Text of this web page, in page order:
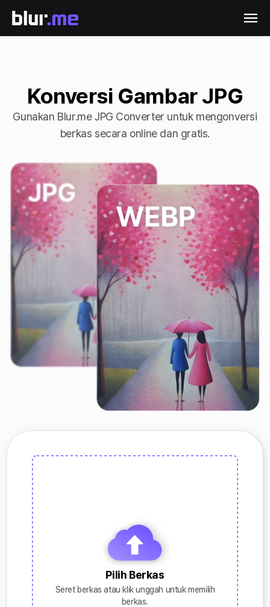
Konversi Gambar JPG
Gunakan Blur.me JPG Converter untuk mengonversi
berkas secara online dan gratis.
Pilih Berkas
Seret berkas atau klik unggah untuk memilih
berkas.